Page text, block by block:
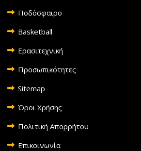
Ποδόσφαιρο
Basketball
Ερασιτεχνική
Προσωπικότητες
Sitemap
Όροι Χρήσης
Πολιτική Απορρήτου
Επικοινωνία